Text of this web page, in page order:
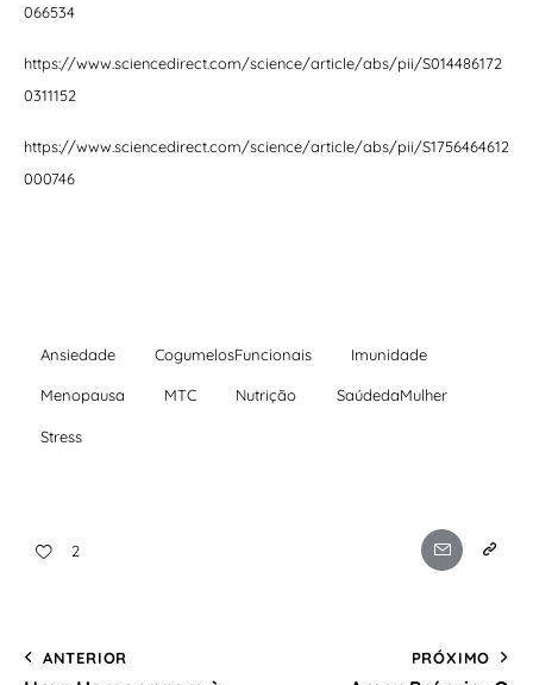
066534
https://www.sciencedirect.com/science/article/abs/pii/S014486172
0311152
https://www.sciencedirect.com/science/article/abs/pii/S1756464612
000746
Ansiedade CogumelosFuncionais Imunidade
Menopausa MTC Nutrição SaúdedaMulher
Stress
2
ANTERIOR PRÓXIMO